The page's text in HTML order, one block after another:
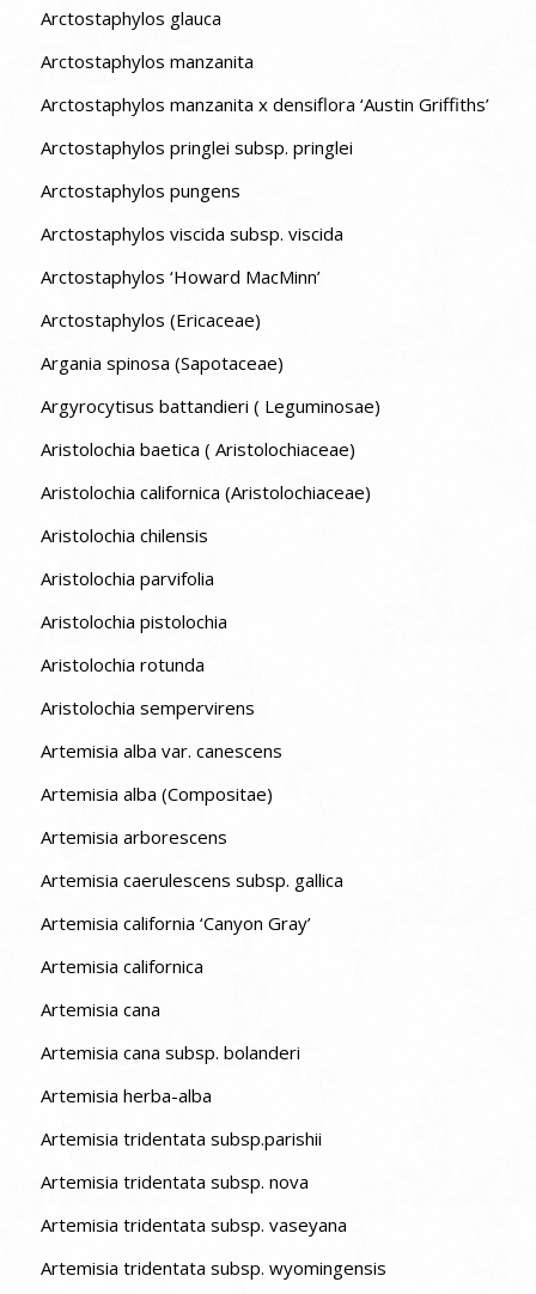
Arctostaphylos glauca
Arctostaphylos manzanita
Arctostaphylos manzanita x densiflora ‘Austin Griffiths’
Arctostaphylos pringlei subsp. pringlei
Arctostaphylos pungens
Arctostaphylos viscida subsp. viscida
Arctostaphylos ‘Howard MacMinn’
Arctostaphylos (Ericaceae)
Argania spinosa (Sapotaceae)
Argyrocytisus battandieri ( Leguminosae)
Aristolochia baetica ( Aristolochiaceae)
Aristolochia californica (Aristolochiaceae)
Aristolochia chilensis
Aristolochia parvifolia
Aristolochia pistolochia
Aristolochia rotunda
Aristolochia sempervirens
Artemisia alba var. canescens
Artemisia alba (Compositae)
Artemisia arborescens
Artemisia caerulescens subsp. gallica
Artemisia california ‘Canyon Gray’
Artemisia californica
Artemisia cana
Artemisia cana subsp. bolanderi
Artemisia herba-alba
Artemisia tridentata subsp.parishii
Artemisia tridentata subsp. nova
Artemisia tridentata subsp. vaseyana
Artemisia tridentata subsp. wyomingensis